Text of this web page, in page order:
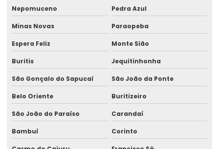
Talha De Cabo Aço Com Monitoramento
Talha De Cabo De Aço Eletrônica
Talha De Cinta Aço Carbono
Talha De Cinta Elétrica Aço Carbono Versátil
Talha Elétrica Aço Carbono
Talha Elétrica Aço Inox
Nepomuceno Pedra Azul
Minas Novas Paraopeba
Espera Feliz Monte Sião
Buritis Jequitinhonha
São Gonçalo do Sapucaí São João da Ponte
Belo Oriente Buritizeiro
São João do Paraíso Carandaí
Bambuí Corinto